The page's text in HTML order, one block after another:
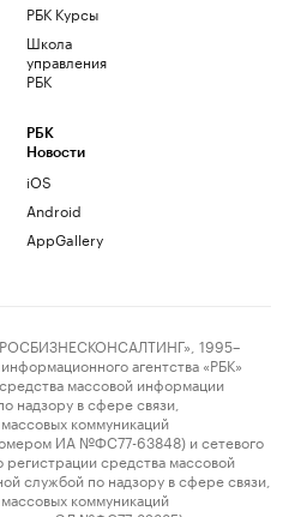
РБК Курсы
Школа
управления
РБК
РБК
Новости
iOS
Android
AppGallery
1995–
агентства «РБК»
массовой информации
надзору в сфере связи,
коммуникаций
ИА №ФС77-63848) и сетевого
регистрации средства массовой
службой по надзору в сфере связи,
коммуникаций